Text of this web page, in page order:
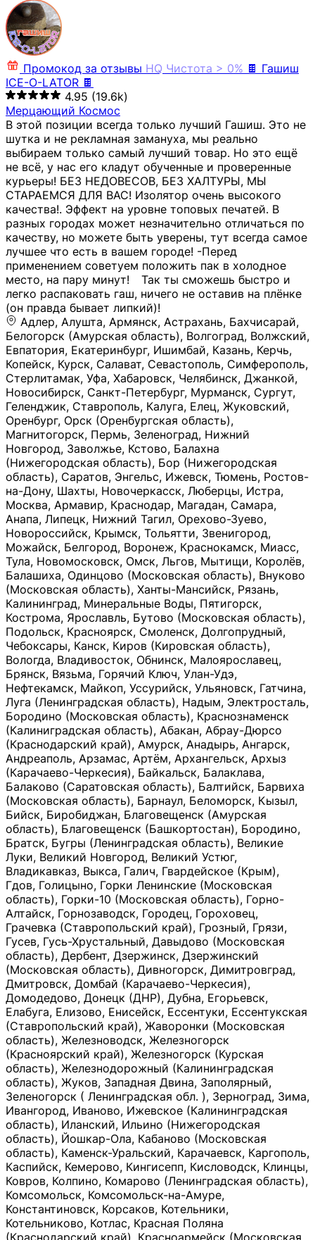
Промокод за отзывы HQ Чистота > 0% 🍫 Гашиш
ICE-O-LATOR 🍫
4.95 (19.6k)
Мерцающий Космос
В этой позиции всегда только лучший Гашиш. Это не
шутка и не рекламная замануха, мы реально
выбираем только самый лучший товар. Но это ещё
не всё, у нас его кладут обученные и проверенные
курьеры! БЕЗ НЕДОВЕСОВ, БЕЗ ХАЛТУРЫ, МЫ
СТАРАЕМСЯ ДЛЯ ВАС! Изолятор очень высокого
качества!. Эффект на уровне топовых печатей. В
разных городах может незначительно отличаться по
качеству, но можете быть уверены, тут всегда самое
лучшее что есть в вашем городе! -Перед
применением советуем положить пак в холодное
место, на пару минут!⠀ Так ты сможешь быстро и
легко распаковать гаш, ничего не оставив на плёнке
(он правда бывает липкий)!
Адлер, Алушта, Армянск, Астрахань, Бахчисарай,
Белогорск (Амурская область), Волгоград, Волжский,
Евпатория, Екатеринбург, Ишимбай, Казань, Керчь,
Копейск, Курск, Салават, Севастополь, Симферополь,
Стерлитамак, Уфа, Хабаровск, Челябинск, Джанкой,
Новосибирск, Санкт-Петербург, Мурманск, Сургут,
Геленджик, Ставрополь, Калуга, Елец, Жуковский,
Оренбург, Орск (Оренбургская область),
Магнитогорск, Пермь, Зеленоград, Нижний
Новгород, Заволжье, Кстово, Балахна
(Нижегородская область), Бор (Нижегородская
область), Саратов, Энгельс, Ижевск, Тюмень, Ростов-
на-Дону, Шахты, Новочеркасск, Люберцы, Истра,
Москва, Армавир, Краснодар, Магадан, Самара,
Анапа, Липецк, Нижний Тагил, Орехово-Зуево,
Новороссийск, Крымск, Тольятти, Звенигород,
Можайск, Белгород, Воронеж, Краснокамск, Миасс,
Тула, Новомосковск, Омск, Льгов, Мытищи, Королёв,
Балашиха, Одинцово (Московская область), Внуково
(Московская область), Ханты-Мансийск, Рязань,
Калининград, Минеральные Воды, Пятигорск,
Кострома, Ярославль, Бутово (Московская область),
Подольск, Красноярск, Смоленск, Долгопрудный,
Чебоксары, Канск, Киров (Кировская область),
Вологда, Владивосток, Обнинск, Малоярославец,
Брянск, Вязьма, Горячий Ключ, Улан-Удэ,
Нефтекамск, Майкоп, Уссурийск, Ульяновск, Гатчина,
Луга (Ленинградская область), Надым, Электросталь,
Бородино (Московская область), Краснознаменск
(Калиниградская область), Абакан, Абрау-Дюрсо
(Краснодарский край), Амурск, Анадырь, Ангарск,
Андреаполь, Арзамас, Артём, Архангельск, Архыз
(Карачаево-Черкесия), Байкальск, Балаклава,
Балаково (Саратовская область), Балтийск, Барвиха
(Московская область), Барнаул, Беломорск, Кызыл,
Бийск, Биробиджан, Благовещенск (Амурская
область), Благовещенск (Башкортостан), Бородино,
Братск, Бугры (Ленинградская область), Великие
Луки, Великий Новгород, Великий Устюг,
Владикавказ, Выкса, Галич, Гвардейское (Крым),
Гдов, Голицыно, Горки Ленинские (Московская
область), Горки-10 (Московская область), Горно-
Алтайск, Горнозаводск, Городец, Гороховец,
Грачевка (Ставропольский край), Грозный, Грязи,
Гусев, Гусь-Хрустальный, Давыдово (Московская
область), Дербент, Дзержинск, Дзержинский
(Московская область), Дивногорск, Димитровград,
Дмитровск, Домбай (Карачаево-Черкесия),
Домодедово, Донецк (ДНР), Дубна, Егорьевск,
Елабуга, Елизово, Енисейск, Ессентуки, Ессентукская
(Ставропольский край), Жаворонки (Московская
область), Железноводск, Железногорск
(Красноярский край), Железногорск (Курская
область), Железнодорожный (Калининградская
область), Жуков, Западная Двина, Заполярный,
Зеленогорск ( Ленинградская обл. ), Зерноград, Зима,
Ивангород, Иваново, Ижевское (Калининградская
область), Иланский, Ильино (Нижегородская
область), Йошкар-Ола, Кабаново (Московская
область), Каменск-Уральский, Карачаевск, Каргополь,
Каспийск, Кемерово, Кингисепп, Кисловодск, Клинцы,
Ковров, Колпино, Комарово (Ленинградская область),
Комсомольск, Комсомольск-на-Амуре,
Константиновск, Корсаков, Котельники,
Котельниково, Котлас, Красная Поляна
(Краснодарский край), Красноармейск (Московская